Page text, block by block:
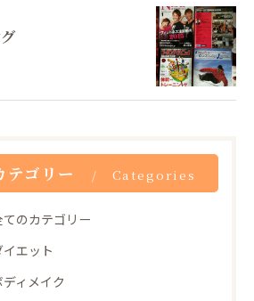
テゴリー Categories
てのカテゴリー
イエット
ディメイク